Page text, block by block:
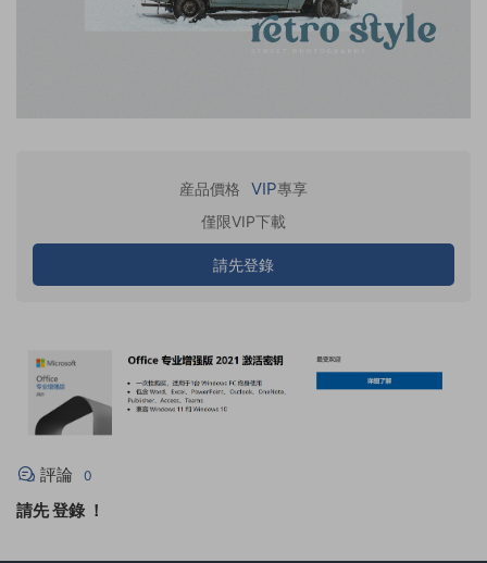
産品價格 VIP專享
僅限VIP下載
請先登錄
評論 0
請先登錄 ！